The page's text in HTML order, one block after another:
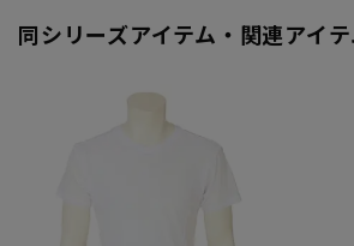
同シリーズアイテム・関連アイ